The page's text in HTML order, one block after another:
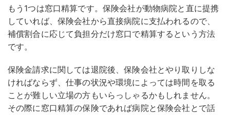
もう1つは窓口精算です。保険会社が動物病院と直に提携
していれば、保険会社から直接病院に支払われるので、
補償割合に応じて負担分だけ窓口で精算するという方法
です。
保険金請求に関しては退院後、保険会社とやり取りしな
ければならず、仕事の状況や環境によっては時間を取る
ことが難しい立場の方もいらっしゃるかもしれません。
その際に窓口精算の保険であれば病院と保険会社とで話